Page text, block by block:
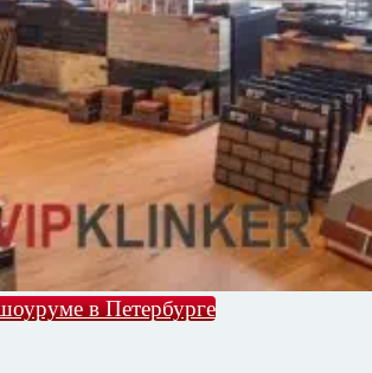
в Петербурге